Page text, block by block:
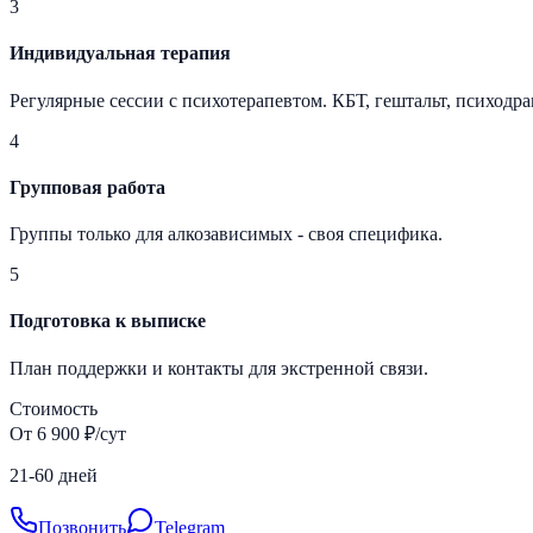
3
Индивидуальная терапия
Регулярные сессии с психотерапевтом. КБТ, гештальт,
4
Групповая работа
Группы только для алкозависимых - своя специфика.
5
Подготовка к выписке
План поддержки и контакты для экстренной связи.
Стоимость
От 6 900 ₽/сут
21-60 дней
Позвонить Telegram